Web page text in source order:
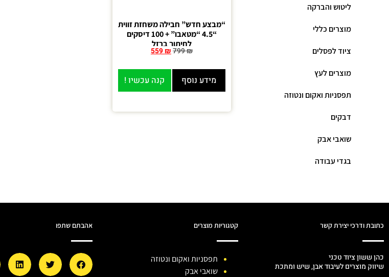
ליטוש והברקה
מוצרים כללי
ציוד לפסלים
מוצרים לעץ
תפסניות ואקום ונטוזה
דבקים
שואבי אבק
בגדי עבודה
“מבצע חדש” חבילה משחזת זווית
“4.5 “מטאבו” + 100 דיסקים
לחיתוך ברזל
799₪
559₪
מידע נוסף קנה עכשיו !
כתובת ודרכי יצירת קשר
כהן ששון ציוד טכני
שיווק מוצרים לעיבוד אבן, שיש ומתכת
קטגוריות מוצרים
תפסניות ואקום ונטוזה
שואבי אבק
אהבתם שתפו